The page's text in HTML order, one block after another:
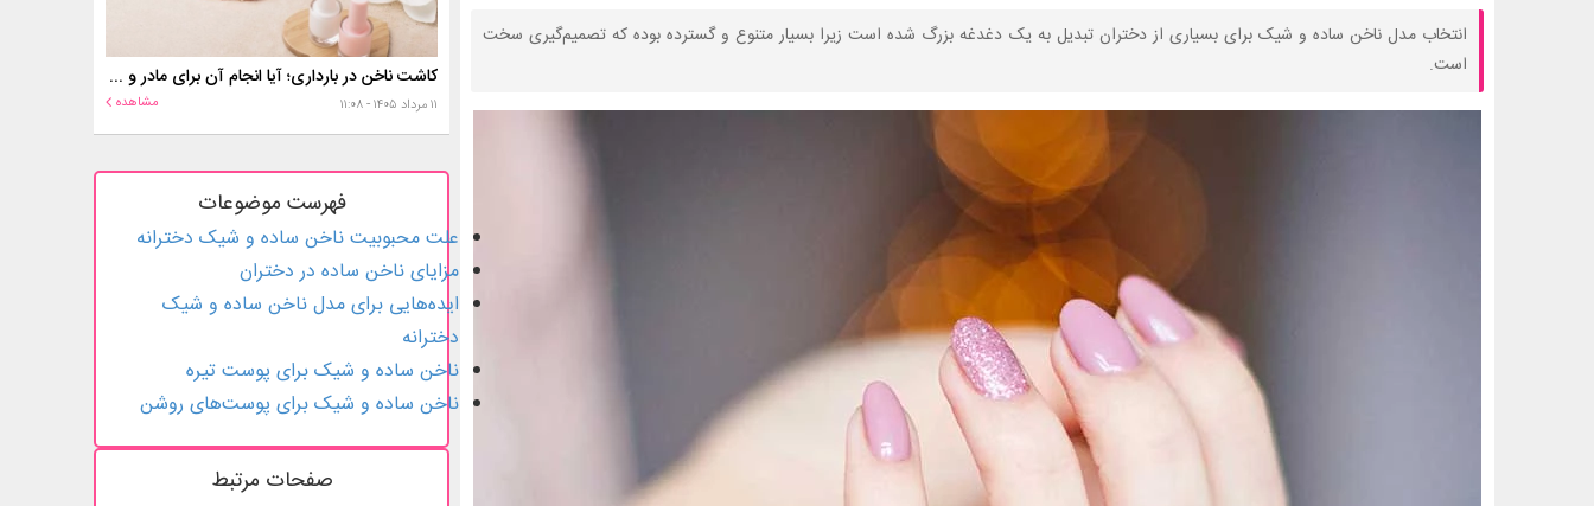
انتخاب مدل ناخن ساده و شیک برای بسیاری از دختران تبدیل به یک دغدغه بزرگ شده است زیرا بسیار متنوع و گسترده بوده که تصمیم‌گیری سخت
است.
کاشت ناخن در بارداری؛ آیا انجام آن برای مادر و جنین خطر دارد؟
۱۱ مرداد ۱۴۰۵ - ۱۱:۰۸ مشاهده
فهرست موضوعات
علت محبوبیت ناخن ساده و شیک دخترانه
مزایای ناخن ساده در دختران
ایده‌هایی برای مدل ناخن ساده و شیک
دخترانه
ناخن ساده و شیک برای پوست تیره
ناخن ساده و شیک برای پوست‌های روشن
صفحات مرتبط